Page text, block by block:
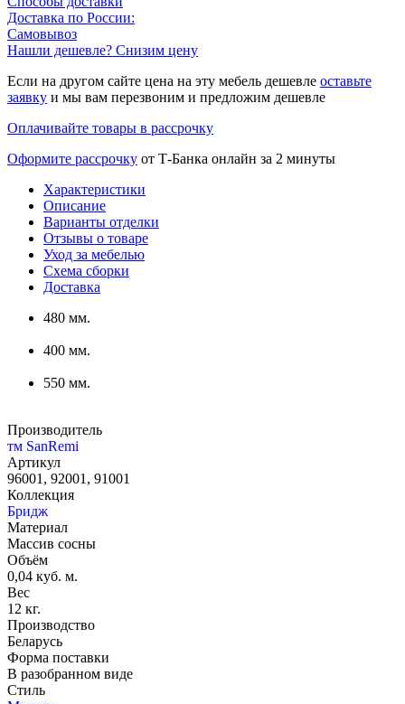
Доставка по России:
Самовывоз
Нашли дешевле? Снизим цену
Если на другом сайте цена на эту мебель дешевле оставьте
заявку и мы вам перезвоним и предложим дешевле
Оплачивайте товары в рассрочку
Оформите рассрочку от Т-Банка онлайн за 2 минуты
Характеристики
Описание
Варианты отделки
Отзывы о товаре
Уход за мебелью
Схема сборки
Доставка
480 мм.
400 мм.
550 мм.
Производитель
тм SanRemi
Артикул
96001, 92001, 91001
Коллекция
Бридж
Материал
Массив сосны
Объём
0,04 куб. м.
Вес
12 кг.
Производство
Беларусь
Форма поставки
В разобранном виде
Стиль